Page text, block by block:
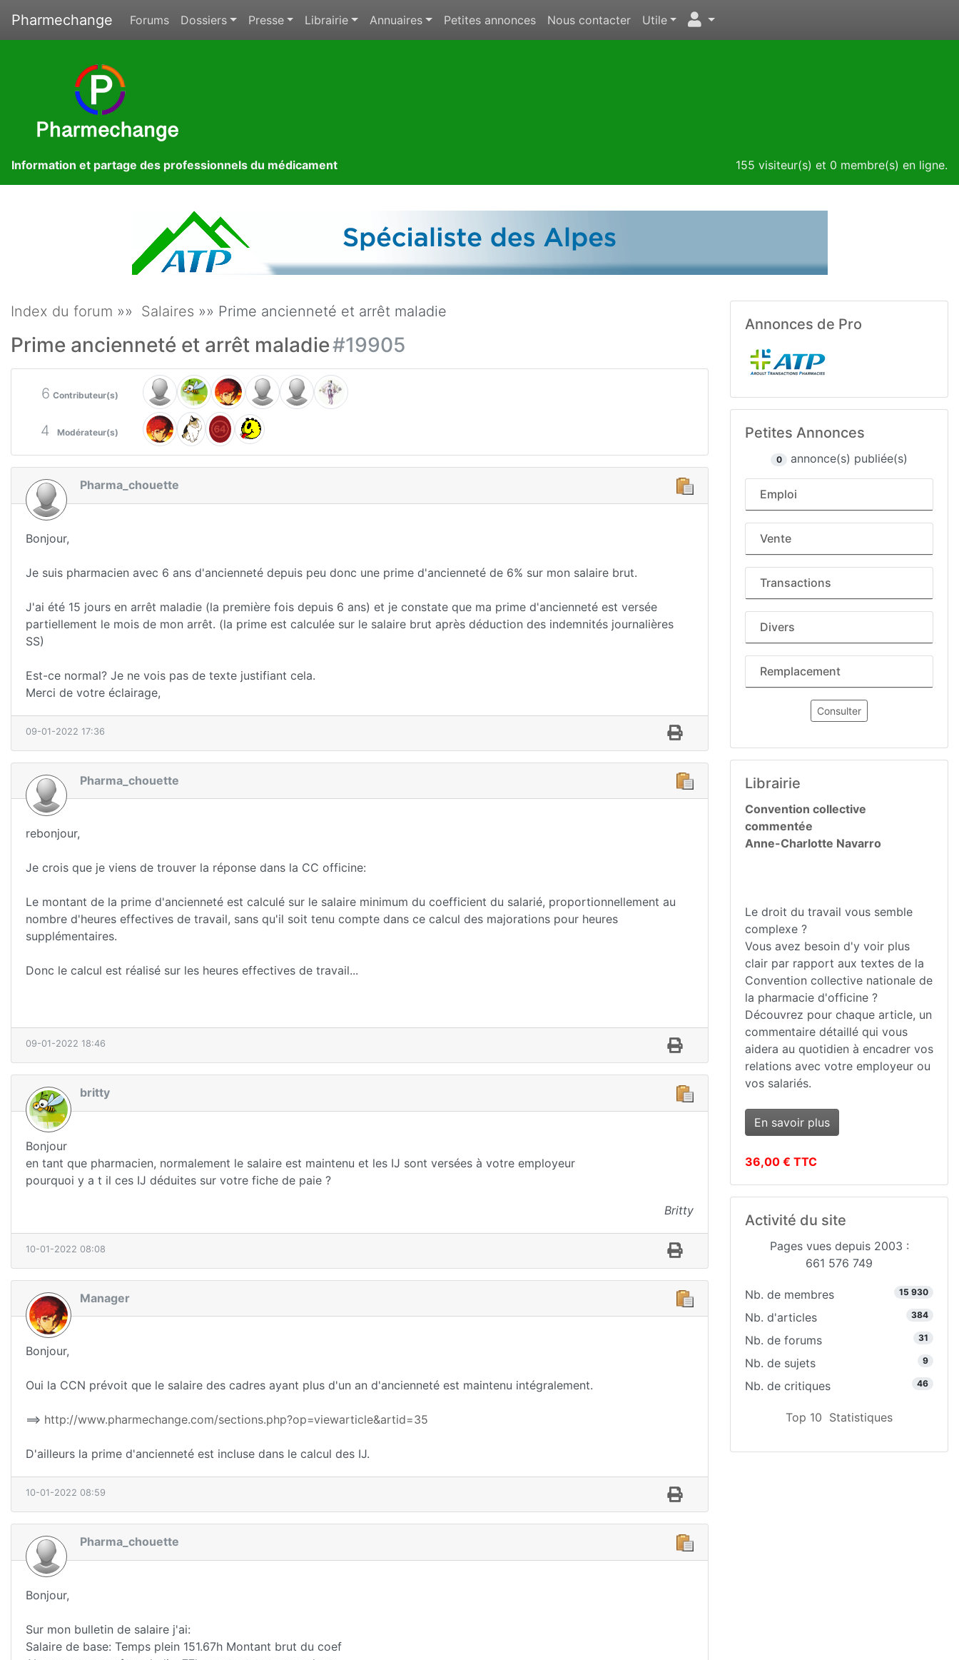
Pharmechange Forums Dossiers Presse Librairie Annuaires Petites annonces Nous contacter Utile
Information et partage des professionnels du médicament 155 visiteur(s) et 0 membre(s) en ligne.
Index du forum »» Salaires »» Prime ancienneté et arrêt maladie
Prime ancienneté et arrêt maladie#19905
6 Contributeur(s)
4 Modérateur(s)
Pharma_chouette
Bonjour,
Je suis pharmacien avec 6 ans d'ancienneté depuis peu donc une prime d'ancienneté de 6% sur mon salaire brut.
J'ai été 15 jours en arrêt maladie (la première fois depuis 6 ans) et je constate que ma prime d'ancienneté est versée
partiellement le mois de mon arrêt. (la prime est calculée sur le salaire brut après déduction des indemnités journalières
SS)
Est-ce normal? Je ne vois pas de texte justifiant cela.
Merci de votre éclairage,
09-01-2022 17:36
Pharma_chouette
rebonjour,
Je crois que je viens de trouver la réponse dans la CC officine:
Le montant de la prime d'ancienneté est calculé sur le salaire minimum du coefficient du salarié, proportionnellement au
nombre d'heures effectives de travail, sans qu'il soit tenu compte dans ce calcul des majorations pour heures
supplémentaires.
Donc le calcul est réalisé sur les heures effectives de travail...
09-01-2022 18:46
britty
Bonjour
en tant que pharmacien, normalement le salaire est maintenu et les IJ sont versées à votre employeur
pourquoi y a t il ces IJ déduites sur votre fiche de paie ?
Britty
10-01-2022 08:08
Manager
Bonjour,
Oui la CCN prévoit que le salaire des cadres ayant plus d'un an d'ancienneté est maintenu intégralement.
==> http://www.pharmechange.com/sections.php?op=viewarticle&artid=35
D'ailleurs la prime d'ancienneté est incluse dans le calcul des IJ.
10-01-2022 08:59
Pharma_chouette
Bonjour,
Sur mon bulletin de salaire j'ai:
Salaire de base: Temps plein 151.67h Montant brut du coef
Annonces de Pro
Petites Annonces
0 annonce(s) publiée(s)
Emploi
Vente
Transactions
Divers
Remplacement
Consulter
Librairie
Convention collective
commentée
Anne-Charlotte Navarro
Le droit du travail vous semble
complexe ?
Vous avez besoin d'y voir plus
clair par rapport aux textes de la
Convention collective nationale de
la pharmacie d'officine ?
Découvrez pour chaque article, un
commentaire détaillé qui vous
aidera au quotidien à encadrer vos
relations avec votre employeur ou
vos salariés.
En savoir plus
36,00 € TTC
Activité du site
Pages vues depuis 2003 :
661 576 749
Nb. de membres 15 930
Nb. d'articles 384
Nb. de forums 31
Nb. de sujets 9
Nb. de critiques 46
Top 10 Statistiques